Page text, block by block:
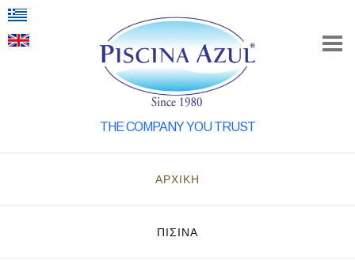
THE COMPANY YOU TRUST
ΑΡΧΙΚΗ
ΠΙΣΙΝΑ